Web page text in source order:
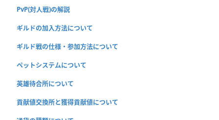
PvP(対人戦)の解説
ギルドの加入方法について
ギルド戦の仕様・参加方法について
ペットシステムについて
英雄待合所について
貢献値交換所と獲得貢献値について